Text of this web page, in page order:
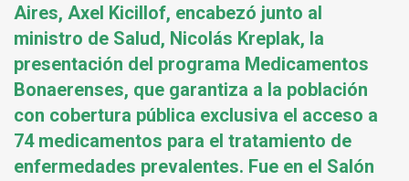
Aires, Axel Kicillof, encabezó junto al
ministro de Salud, Nicolás Kreplak, la
presentación del programa Medicamentos
Bonaerenses, que garantiza a la población
con cobertura pública exclusiva el acceso a
74 medicamentos para el tratamiento de
enfermedades prevalentes. Fue en el Salón